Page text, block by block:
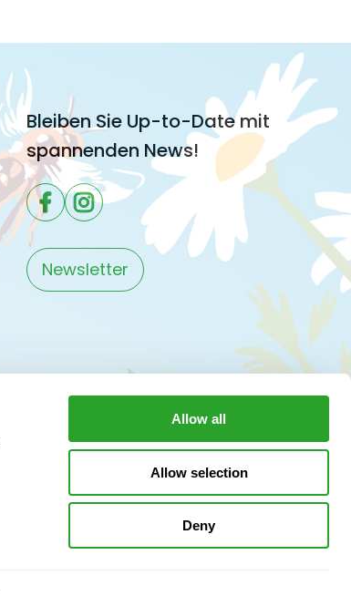
Allow all
Allow selection
Deny
Bleiben Sie Up-to-Date mit
spannenden News!
Newsletter